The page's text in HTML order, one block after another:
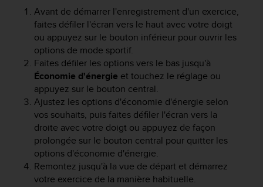
Avant de démarrer l'enregistrement d'un exercice,
faites défiler l'écran vers le haut avec votre doigt
ou appuyez sur le bouton inférieur pour ouvrir les
options de mode sportif.
Faites défiler les options vers le bas jusqu'à
Économie d'énergie et touchez le réglage ou
appuyez sur le bouton central.
Ajustez les options d'économie d'énergie selon
vos souhaits, puis faites défiler l'écran vers la
droite avec votre doigt ou appuyez de façon
prolongée sur le bouton central pour quitter les
options d'économie d'énergie.
Remontez jusqu'à la vue de départ et démarrez
votre exercice de la manière habituelle.